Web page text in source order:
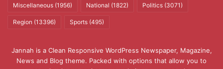
Miscellaneous (1956) National (1822) Politics (3071)
Region (13396) Sports (495)
Jannah is a Clean Responsive WordPress Newspaper, Magazine,
News and Blog theme. Packed with options that allow you to